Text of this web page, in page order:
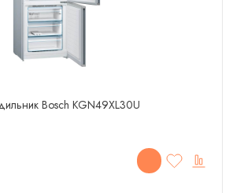
Bosch KGN49XL30U